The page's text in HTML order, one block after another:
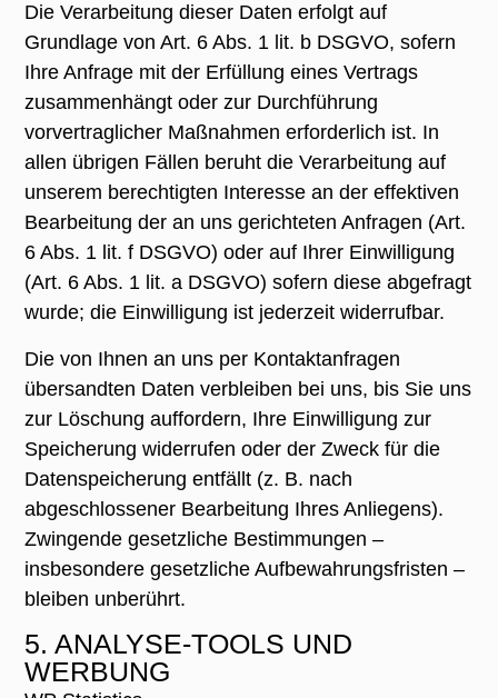
Die Verarbeitung dieser Daten erfolgt auf
Grundlage von Art. 6 Abs. 1 lit. b DSGVO, sofern
Ihre Anfrage mit der Erfüllung eines Vertrags
zusammenhängt oder zur Durchführung
vorvertraglicher Maßnahmen erforderlich ist. In
allen übrigen Fällen beruht die Verarbeitung auf
unserem berechtigten Interesse an der effektiven
Bearbeitung der an uns gerichteten Anfragen (Art.
6 Abs. 1 lit. f DSGVO) oder auf Ihrer Einwilligung
(Art. 6 Abs. 1 lit. a DSGVO) sofern diese abgefragt
wurde; die Einwilligung ist jederzeit widerrufbar.
Die von Ihnen an uns per Kontaktanfragen
übersandten Daten verbleiben bei uns, bis Sie uns
zur Löschung auffordern, Ihre Einwilligung zur
Speicherung widerrufen oder der Zweck für die
Datenspeicherung entfällt (z. B. nach
abgeschlossener Bearbeitung Ihres Anliegens).
Zwingende gesetzliche Bestimmungen –
insbesondere gesetzliche Aufbewahrungsfristen –
bleiben unberührt.
5. ANALYSE-TOOLS UND
WERBUNG